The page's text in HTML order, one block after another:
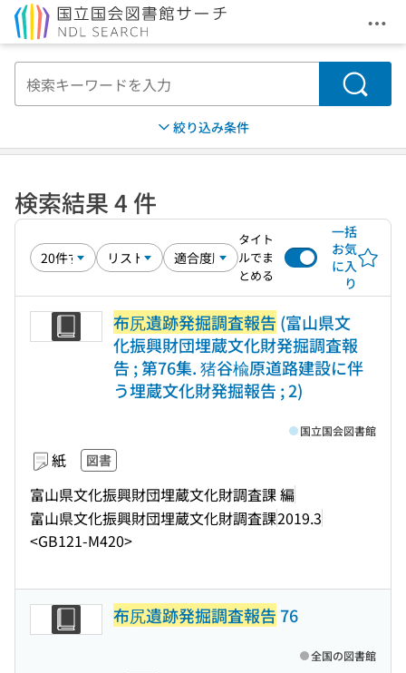
メ
検索
絞り込み条件
検索結果 4 件
タイト
ルでま
とめる
一括
お気
に入
り
布尻遺跡発掘調査報告 (富山県文
化振興財団埋蔵文化財発掘調査報
告 ; 第76集. 猪谷楡原道路建設に伴
う埋蔵文化財発掘報告 ; 2)
紙 図書
富山県文化振興財団埋蔵文化財調査課 編
富山県文化振興財団埋蔵文化財調査課2019.3
<GB121-M420>
国立国会図書館
布尻遺跡発掘調査報告76
全国の図書館